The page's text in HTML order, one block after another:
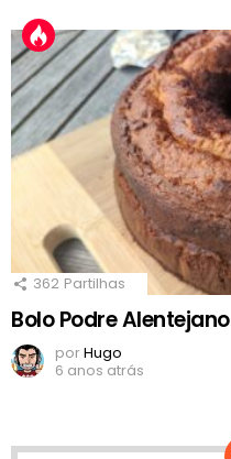
362 Partilhas
Bolo Podre Alentejano
porHugo
6 anos atrás